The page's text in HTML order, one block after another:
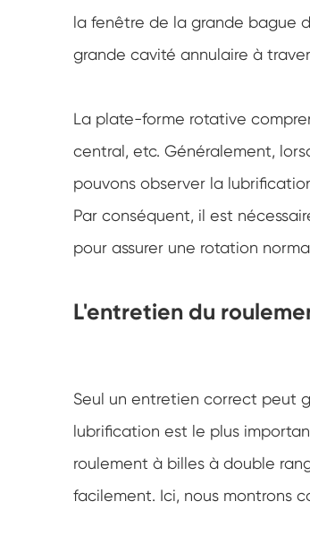
la fenêtre de la grande bague
grande cavité annulaire à
La plate-forme rotative
central, etc. Généralement,
pouvons observer la
Par conséquent, il est
pour assurer une rotation
L'entretien du
Seul un entretien correct peut
lubrification est le plus
roulement à billes à double
facilement. Ici, nous montrons